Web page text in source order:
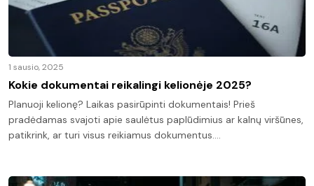
1 sausio, 2025
Kokie dokumentai reikalingi kelionėje 2025?
Planuoji kelionę? Laikas pasirūpinti dokumentais! Prieš
pradėdamas svajoti apie saulėtus paplūdimius ar kalnų viršūnes,
patikrink, ar turi visus reikiamus dokumentus.…